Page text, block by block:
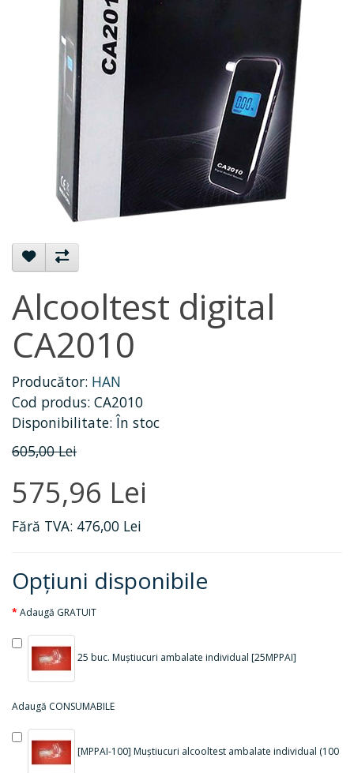
Alcooltest digital
CA2010
Producător: HAN
Cod produs: CA2010
Disponibilitate: În stoc
605,00 Lei
575,96 Lei
Fără TVA: 476,00 Lei
Opţiuni disponibile
Adaugă GRATUIT
25 buc. Muștiucuri ambalate individual [25MPPAI]
Adaugă CONSUMABILE
[MPPAI-100] Muștiucuri alcooltest ambalate individual (100